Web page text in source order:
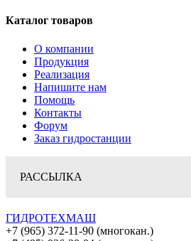
Каталог товаров
О компании
Продукция
Реализация
Напишите нам
Помощь
Контакты
Форум
Заказ гидростанции
РАССЫЛКА
ГИДРОТЕХМАШ
+7 (965) 372-11-90 (многокан.)